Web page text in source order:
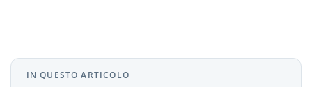
IN QUESTO ARTICOLO